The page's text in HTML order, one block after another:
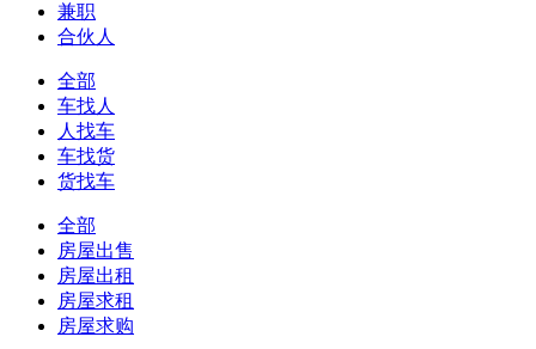
兼职
合伙人
全部
车找人
人找车
车找货
货找车
全部
房屋出售
房屋出租
房屋求租
房屋求购